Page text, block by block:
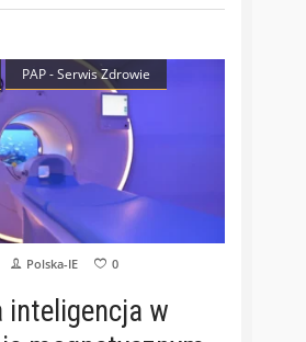
PAP - Serwis Zdrowie
Polska-IE 0
inteligencja w